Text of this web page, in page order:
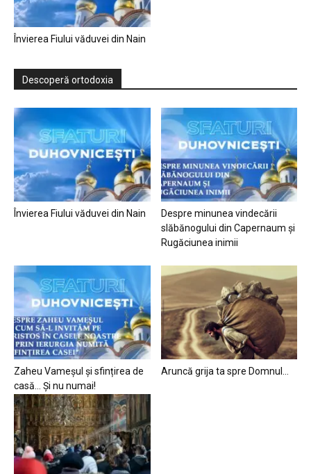
Învierea Fiului văduvei din Nain
Descoperă ortodoxia
Învierea Fiului văduvei din Nain
Despre minunea vindecării
slăbănogului din Capernaum și
Rugăciunea inimii
Zaheu Vameșul și sfințirea de
casă… Și nu numai!
Aruncă grija ta spre Domnul…